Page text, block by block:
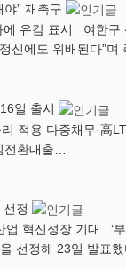
” 재촉구
유감 표시 여한구
신에도 위배된다”
일 출시
적용 다중채무·高
전환대출…
선정
혁신성장 기대 ‘
을 선정해 23일 발표